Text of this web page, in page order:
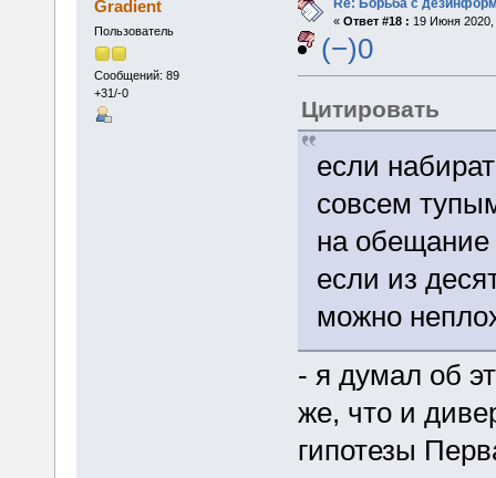
Gradient
Пользователь
Сообщений: 89
+31/-0
« Ответ #18 : 19 Июня 2020,
(−)0
Цитировать
если
совсем
на обещание
если из
можно
- я думал об
же, что и
гипотезы